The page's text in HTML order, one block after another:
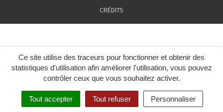
Ce site utilise des traceurs pour fonctionner et obtenir des
statistiques d'utilisation afin améliorer l'utilisation, vous pouvez
contrôler ceux que vous souhaitez activer.
Tout accepter Tout refuser Personnaliser
CRÉDITS